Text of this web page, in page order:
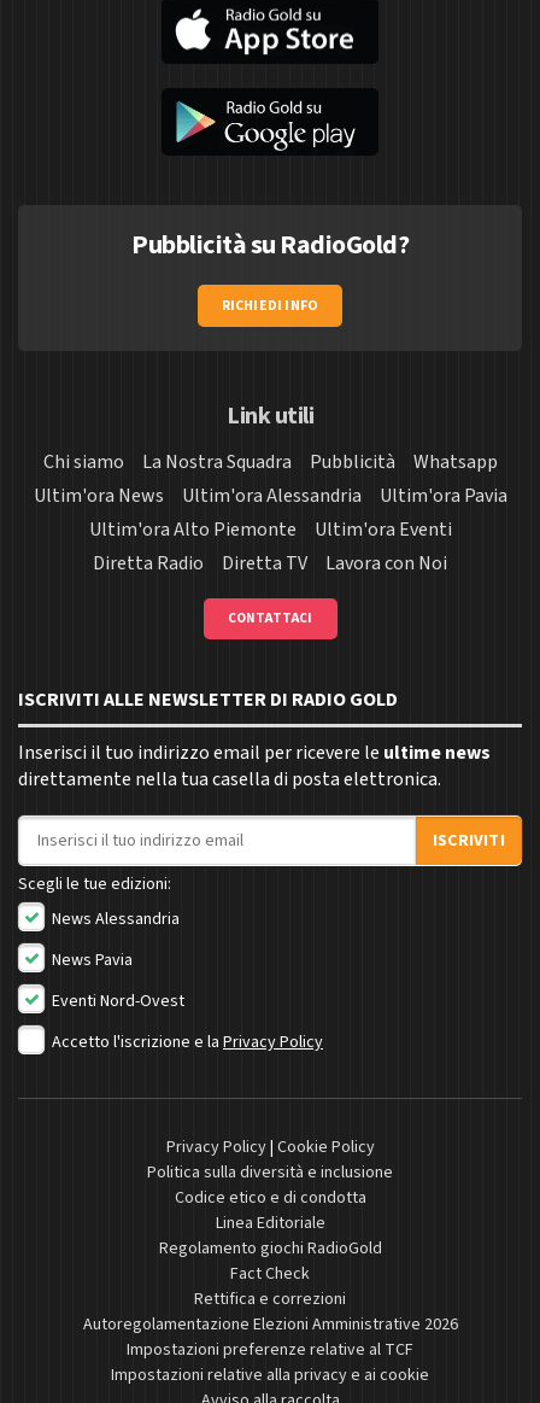
Pubblicità su RadioGold?
RICHIEDI INFO
Link utili
Chi siamo La Nostra Squadra Pubblicità
Whatsapp
Ultim'ora News
Ultim'ora Alessandria
Ultim'ora Pavia
Ultim'ora Alto Piemonte
Ultim'ora Eventi
Diretta Radio
Diretta TV Lavora con Noi
CONTATTACI
ISCRIVITI ALLE NEWSLETTER DI RADIO GOLD
Inserisci il tuo indirizzo email per ricevere le ultime news
direttamente nella tua casella di posta elettronica.
Indirizzo email
ISCRIVITI
Scegli le tue edizioni:
News Alessandria
News Pavia
Eventi Nord-Ovest
Accetto l'iscrizione e la Privacy Policy
Privacy Policy| Cookie Policy
Politica sulla diversità e inclusione
Codice etico e di condotta
Linea Editoriale
Regolamento giochi RadioGold
Fact Check
Rettifica e correzioni
Autoregolamentazione Elezioni Amministrative 2026
Impostazioni preferenze relative al TCF
Impostazioni relative alla privacy e ai cookie